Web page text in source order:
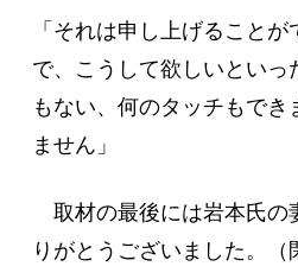
「それは申し上げること
で、こうして欲しいといっ
もない、何のタッチもで
ません」
取材の最後には岩本氏の
りがとうございました。（